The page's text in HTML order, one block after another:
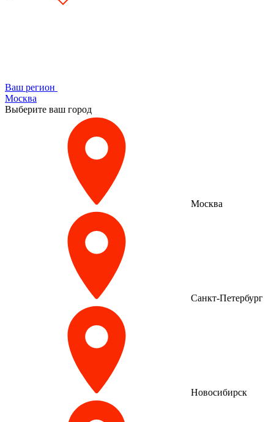
Ваш регион
Москва
Выберите ваш город
Москва
Санкт-Петербург
Новосибирск